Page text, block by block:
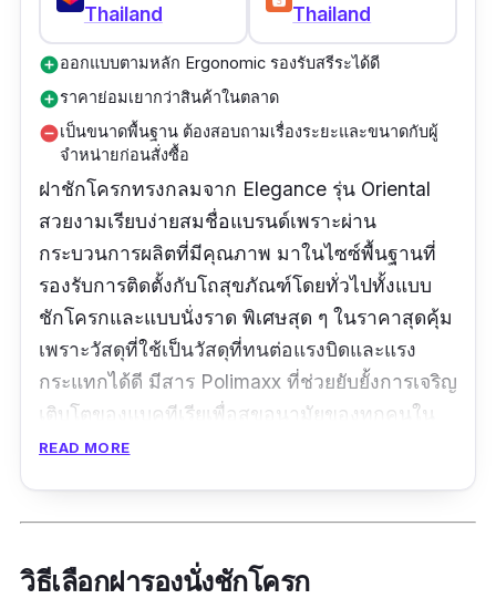
Thailand
Thailand
add_circleออกแบบตามหลัก Ergonomic รองรับสรีระได้ดี
add_circleราคาย่อมเยากว่าสินค้าในตลาด
remove_circleเป็นขนาดพื้นฐาน ต้องสอบถามเรื่องระยะและขนาดกับผู้
จำหน่ายก่อนสั่งซื้อ
ฝาชักโครกทรงกลมจาก Elegance รุ่น Oriental
สวยงามเรียบง่ายสมชื่อแบรนด์เพราะผ่าน
กระบวนการผลิตที่มีคุณภาพ มาในไซซ์พื้นฐานที่
รองรับการติดตั้งกับโถสุขภัณฑ์โดยทั่วไปทั้งแบบ
ชักโครกและแบบนั่งราด พิเศษสุด ๆ ในราคาสุดคุ้ม
เพราะวัสดุที่ใช้เป็นวัสดุที่ทนต่อแรงบิดและแรง
กระแทกได้ดี มีสาร Polimaxx ที่ช่วยยับยั้งการเจริญ
เติบโตของแบคทีเรียเพื่อสุขอนามัยของทุกคนใน
ครอบครัว นอกจากนี้ยังสามารถปรับระยะขายึดโถ
“สินค้ามาตรงตามที่ต้องการ ขนส่งรวดเร็ว หีบห่อ
READ MORE
วิธีเลือกฝารองนั่งชักโครก